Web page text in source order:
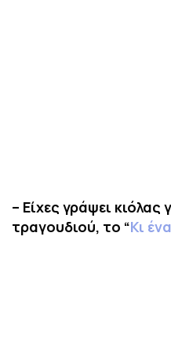
– Είχες γράψει
τραγουδιού, το “Κι